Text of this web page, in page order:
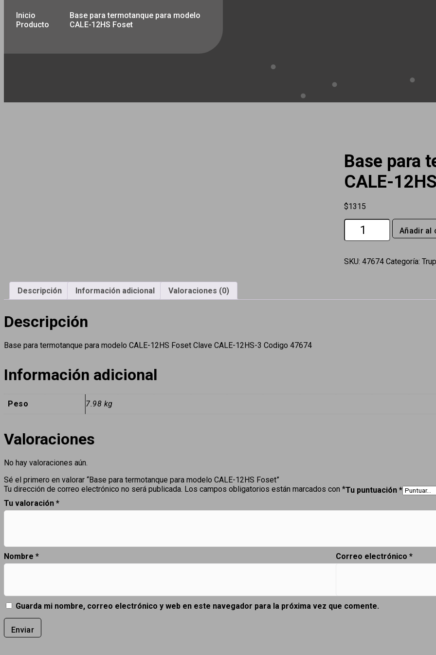
Inicio
Producto
Base para termotanque para modelo
CALE-12HS Foset
Base para
CALE-
$1315
Base
termotanque
modelo
cantidad
Añadir al
SKU: 47674 Categoría:
Descripción Información adicional Valoraciones (0)
Descripción
Base para termotanque para modelo CALE-12HS Foset Clave CALE-12HS-3 Codigo 47674
Información adicional
Peso 7.98 kg
Valoraciones
No hay valoraciones aún.
Sé el primero en valorar “Base para termotanque para modelo CALE-12HS Foset”
Tu dirección de correo electrónico no será publicada. Los campos obligatorios están marcados con *Tu puntuación *
Tu valoración *
Nombre * Correo electrónico *
Guarda mi nombre, correo electrónico y web en este navegador para la próxima vez que comente.